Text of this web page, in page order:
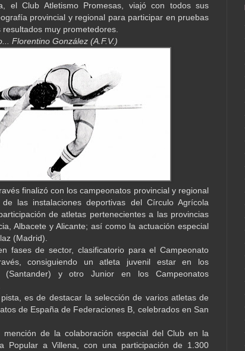
el Club Atletismo Promesas, viajó con todos sus
provincial y regional para participar en pruebas
muy prometedores.
Florentino González (A.F.V.)
finalizó con los campeonatos provincial y regional
las instalaciones deportivas del Círculo Agrícola
de atletas pertenecientes a las provincias
Albacete y Alicante; así como la actuación especial
(Madrid).
fases de sector, clasificatorio para el Campeonato
consiguiendo un atleta juvenil estar en los
(Santander) y otro Junior en los Campeonatos
es de destacar la selección de varios atletas de
de España de Federaciones B, celebrados en San
mención de la colaboración especial del Club en la
Popular a Villena, con una participación de 1.300